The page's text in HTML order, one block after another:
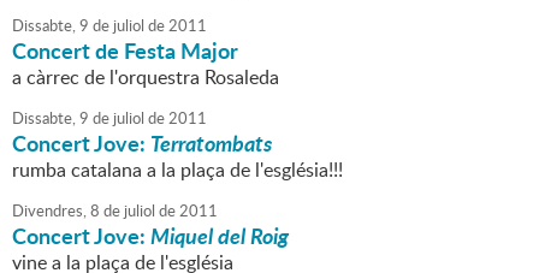
Dissabte,9 de juliol de2011
Concert de Festa Major
a càrrec de l'orquestra Rosaleda
Dissabte,9 de juliol de2011
Concert Jove: Terratombats
rumba catalana a la plaça de l'església!!!
Divendres,8 de juliol de2011
Concert Jove:Miquel del Roig
vine a la plaça de l'església